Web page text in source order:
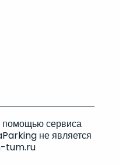
сервиса
не является
tum.ru